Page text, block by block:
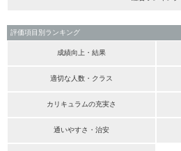
評価項目別ランキング
成績向上・結果
適切な人数・クラス
カリキュラムの充実さ
通いやすさ・治安